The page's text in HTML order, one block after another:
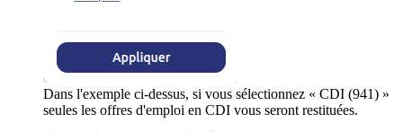
Dans l'exemple ci-dessus, si vous sélectionnez « CDI (941) »
seules les offres d'emploi en CDI vous seront restituées.